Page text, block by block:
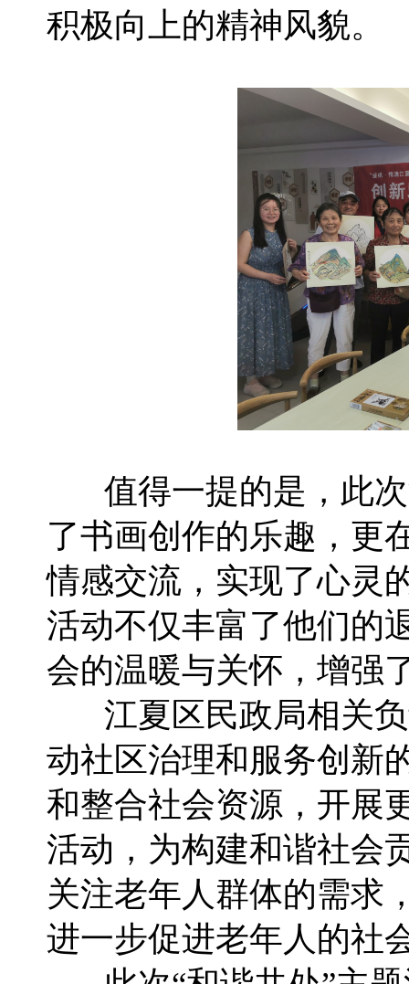
积极向上的精神风貌。
值得一提的是，此次
了书画创作的乐趣，更
情感交流，实现了心灵
活动不仅丰富了他们的
会的温暖与关怀，增强
江夏区民政局相关负
动社区治理和服务创新
和整合社会资源，开展
活动，为构建和谐社会
关注老年人群体的需求
进一步促进老年人的社